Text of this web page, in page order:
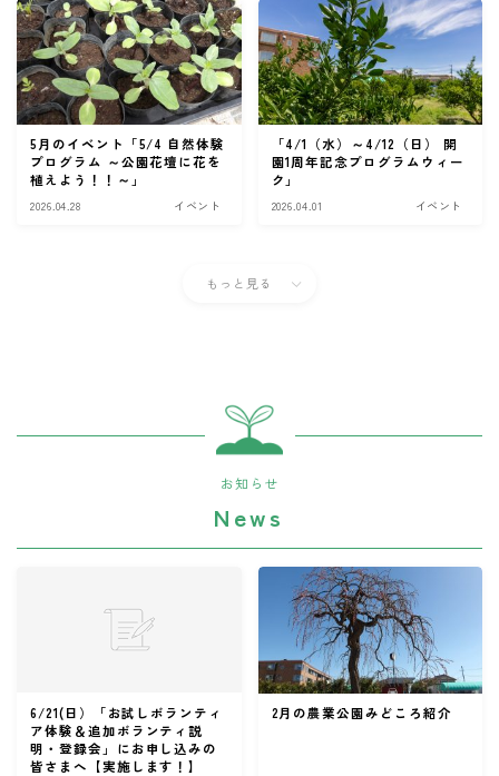
5月のイベント「5/4 自然体験
プログラム ～公園花壇に花を
植えよう！！～」
2026.04.28 イベント
「4/1（水）～4/12（日） 開
園1周年記念プログラムウィー
ク」
2026.04.01 イベント
もっと見る
お知らせ
News
6/21(日）「お試しボランティ
ア体験＆追加ボランティ説
明・登録会」にお申し込みの
皆さまへ【実施します！】
2月の農業公園みどころ紹介